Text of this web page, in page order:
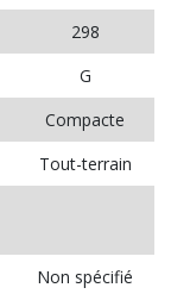
298
G
Compacte
Tout-terrain
Non spécifié